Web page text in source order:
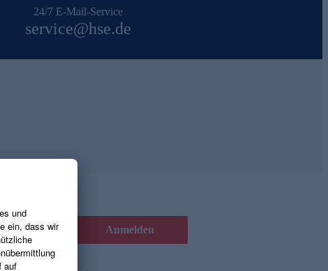
24/7 E-Mail-Service
service@hse.de
Anmelden